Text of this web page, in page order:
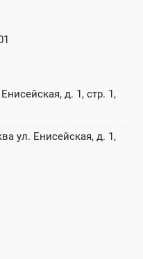
д. 1, стр. 1,
ул. Енисейская, д. 1,